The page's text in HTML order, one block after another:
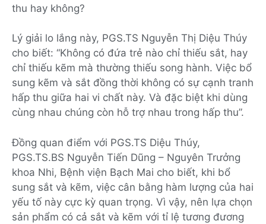
thu hay không?
Lý giải lo lắng này, PGS.TS Nguyễn Thị Diệu Thúy
cho biết: “Không có đứa trẻ nào chỉ thiếu sắt, hay
chỉ thiếu kẽm mà thường thiếu song hành. Việc bổ
sung kẽm và sắt đồng thời không có sự cạnh tranh
hấp thu giữa hai vi chất này. Và đặc biệt khi dùng
cùng nhau chúng còn hỗ trợ nhau trong hấp thu”.
Đồng quan điểm với PGS.TS Diệu Thúy,
PGS.TS.BS Nguyễn Tiến Dũng – Nguyên Trưởng
khoa Nhi, Bệnh viện Bạch Mai cho biết, khi bổ
sung sắt và kẽm, việc cân bằng hàm lượng của hai
yếu tố này cực kỳ quan trọng. Vì vậy, nên lựa chọn
sản phẩm có cả sắt và kẽm với tỉ lệ tương đương